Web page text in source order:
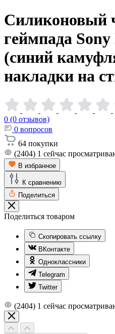
Силиконовый
геймпада Sony
(синий
накладки на
0 (0 отзывов)
0 вопросов
64 покупки
(2404) 1 сейчас
В избранное
К сравнению
Поделиться
Поделиться товаром
Скопировать ссылку
ВКонтакте
Одноклассники
Telegram
Twitter
(2404) 1 сейчас